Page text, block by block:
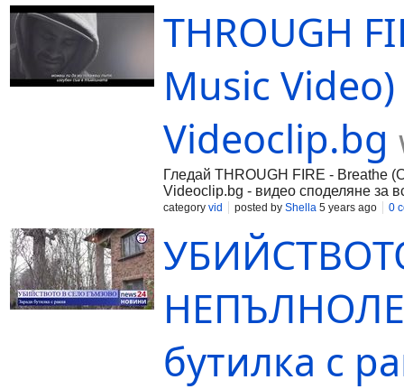
THROUGH
Music
Videoclip.bg
Гледай THROUGH FIRE - Breathe
Videoclip.bg - видео споделяне за
category vid posted by Shella 5 years ago 0
бутилка с